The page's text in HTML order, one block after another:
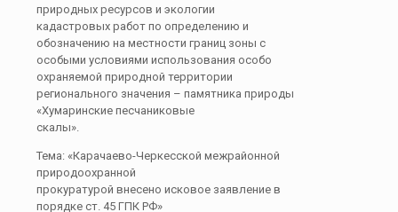
природных ресурсов и экологии
кадастровых работ по определению и
обозначению на местности границ зоны с
особыми условиями использования особо
охраняемой природной территории
регионального значения – памятника природы
«Хумаринские песчаниковые
скалы».
Тема: «Карачаево-Черкесской межрайонной
природоохранной
прокуратурой внесено исковое заявление в
порядке ст. 45 ГПК РФ»